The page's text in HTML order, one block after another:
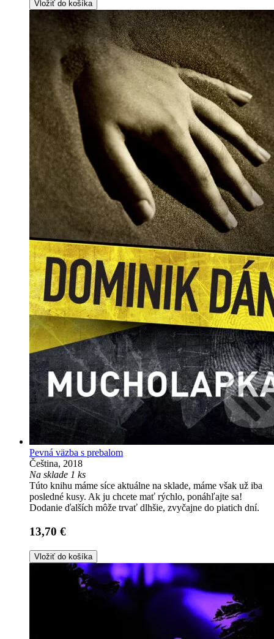
Vložiť do košíka
Pevná väzba s prebalom
Čeština, 2018
Na sklade 1 ks
Túto knihu máme síce aktuálne na sklade, máme však už iba
posledné kusy. Ak ju chcete mať rýchlo, ponáhľajte sa!
Dodanie ďalších môže trvať dlhšie, zvyčajne do piatich dní.
13,70 €
Vložiť do košíka